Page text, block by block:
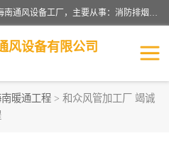
海南鑫艺达通风设备有限公司是一家海南通风设备工厂，主要从事：消防排烟工程、油烟净化工程、厨房排烟工程、酒店厨房设备、新风排风系统、镀锌铁皮管道加工、暖通工程、通风管道安装、消防火阀百叶风口等业务。公司拥有管道及配件一体化工厂生产线，良好的售后服务，良好的设计团队，良好的施工团队、良好管理人员，掌握畅通丰富的信息、市场渠道。
风设备有限公司
南暖通工程 > 和众风管加工厂 竭诚